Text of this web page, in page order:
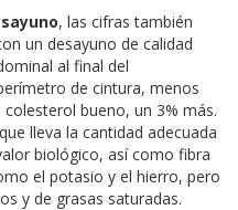
, las cifras también
un desayuno de calidad
al final del
de cintura, menos
bueno, un 3% más.
lleva la cantidad adecuada
biológico, así como fibra
el potasio y el hierro, pero
y de grasas saturadas.